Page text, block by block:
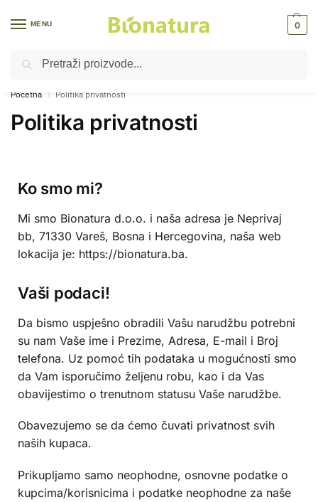
MENU 0
Reci hvala prirodi, reci da sebi​
Početna / Politika privatnosti
Politika privatnosti
Ko smo mi?
Mi smo Bionatura d.o.o. i naša adresa je Neprivaj
bb, 71330 Vareš, Bosna i Hercegovina, naša web
lokacija je: https://bionatura.ba.
Vaši podaci!
Da bismo uspješno obradili Vašu narudžbu potrebni
su nam Vaše ime i Prezime, Adresa, E-mail i Broj
telefona. Uz pomoć tih podataka u mogućnosti smo
da Vam isporučimo željenu robu, kao i da Vas
obavijestimo o trenutnom statusu Vaše narudžbe.
Obavezujemo se da ćemo čuvati privatnost svih
naših kupaca.
Prikupljamo samo neophodne, osnovne podatke o
kupcima/korisnicima i podatke neophodne za naše